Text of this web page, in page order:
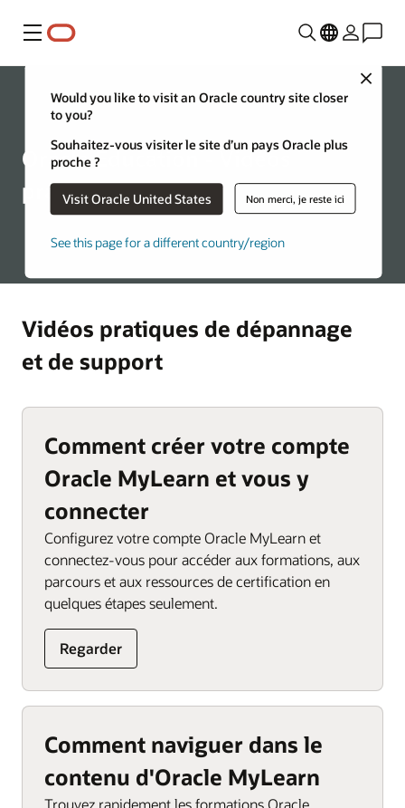
Menu
Close
Would you like to visit an Oracle country site closer
to you?
Souhaitez-vous visiter le site d’un pays Oracle plus
proche ?
Visit Oracle United States Non merci, je reste ici
See this page for a different country/region
Oracle Education - Vidéos
pratiques
Vidéos pratiques de dépannage
et de support
Comment créer votre compte
Oracle MyLearn et vous y
connecter
Configurez votre compte Oracle MyLearn et
connectez-vous pour accéder aux formations, aux
parcours et aux ressources de certification en
quelques étapes seulement.
Regarder
Comment naviguer dans le
contenu d'Oracle MyLearn
Trouvez rapidement les formations Oracle